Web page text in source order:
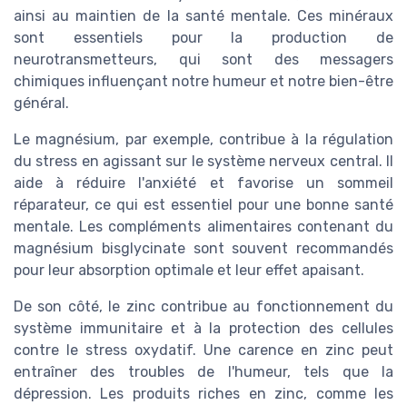
ainsi au maintien de la santé mentale. Ces minéraux
sont essentiels pour la production de
neurotransmetteurs, qui sont des messagers
chimiques influençant notre humeur et notre bien-être
général.
Le magnésium, par exemple, contribue à la régulation
du stress en agissant sur le système nerveux central. Il
aide à réduire l'anxiété et favorise un sommeil
réparateur, ce qui est essentiel pour une bonne santé
mentale. Les compléments alimentaires contenant du
magnésium bisglycinate sont souvent recommandés
pour leur absorption optimale et leur effet apaisant.
De son côté, le zinc contribue au fonctionnement du
système immunitaire et à la protection des cellules
contre le stress oxydatif. Une carence en zinc peut
entraîner des troubles de l'humeur, tels que la
dépression. Les produits riches en zinc, comme les